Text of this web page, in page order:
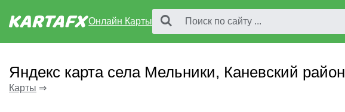
Онлайн Карты
Яндекс карта села Мельники, Каневский район
Карты ⇒